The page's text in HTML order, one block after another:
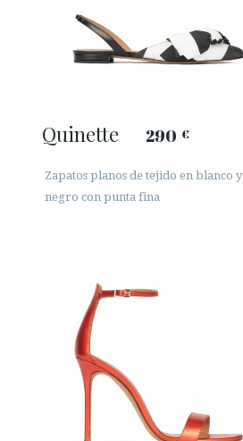
Quinette 290 €
Zapatos planos de tejido en blanco y
negro con punta fina